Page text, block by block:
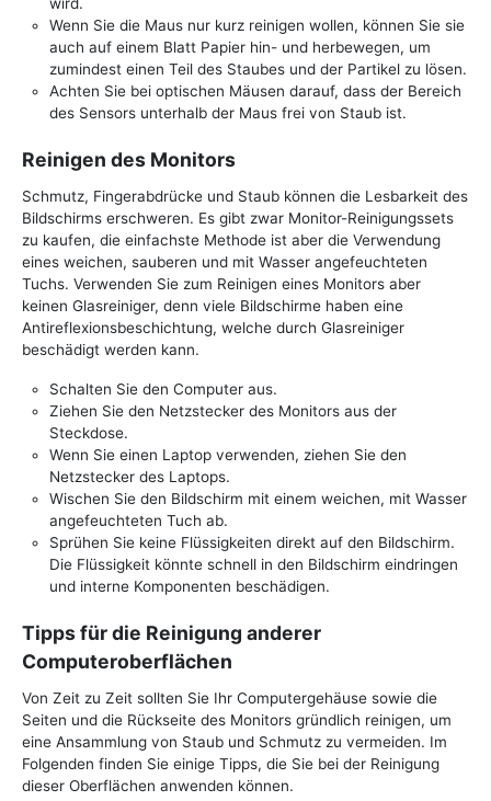
Wenn Sie die Maus nur kurz reinigen wollen, können Sie sie
auch auf einem Blatt Papier hin- und herbewegen, um
zumindest einen Teil des Staubes und der Partikel zu lösen.
Achten Sie bei optischen Mäusen darauf, dass der Bereich
des Sensors unterhalb der Maus frei von Staub ist.
Reinigen des Monitors
Schmutz, Fingerabdrücke und Staub können die Lesbarkeit des
Bildschirms erschweren. Es gibt zwar Monitor-Reinigungssets
zu kaufen, die einfachste Methode ist aber die Verwendung
eines weichen, sauberen und mit Wasser angefeuchteten
Tuchs. Verwenden Sie zum Reinigen eines Monitors aber
keinen Glasreiniger, denn viele Bildschirme haben eine
Antireflexionsbeschichtung, welche durch Glasreiniger
beschädigt werden kann.
Schalten Sie den Computer aus.
Ziehen Sie den Netzstecker des Monitors aus der
Steckdose.
Wenn Sie einen Laptop verwenden, ziehen Sie den
Netzstecker des Laptops.
Wischen Sie den Bildschirm mit einem weichen, mit Wasser
angefeuchteten Tuch ab.
Sprühen Sie keine Flüssigkeiten direkt auf den Bildschirm.
Die Flüssigkeit könnte schnell in den Bildschirm eindringen
und interne Komponenten beschädigen.
Tipps für die Reinigung anderer
Computeroberflächen
Von Zeit zu Zeit sollten Sie Ihr Computergehäuse sowie die
Seiten und die Rückseite des Monitors gründlich reinigen, um
eine Ansammlung von Staub und Schmutz zu vermeiden. Im
Folgenden finden Sie einige Tipps, die Sie bei der Reinigung
dieser Oberflächen anwenden können.